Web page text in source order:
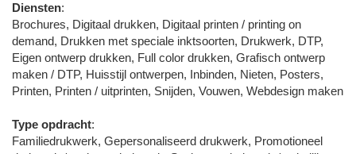
Diensten:
Brochures, Digitaal drukken, Digitaal printen / printing on
demand, Drukken met speciale inktsoorten, Drukwerk, DTP,
Eigen ontwerp drukken, Full color drukken, Grafisch ontwerp
maken / DTP, Huisstijl ontwerpen, Inbinden, Nieten, Posters,
Printen, Printen / uitprinten, Snijden, Vouwen, Webdesign maken
Type opdracht:
Familiedrukwerk, Gepersonaliseerd drukwerk, Promotioneel